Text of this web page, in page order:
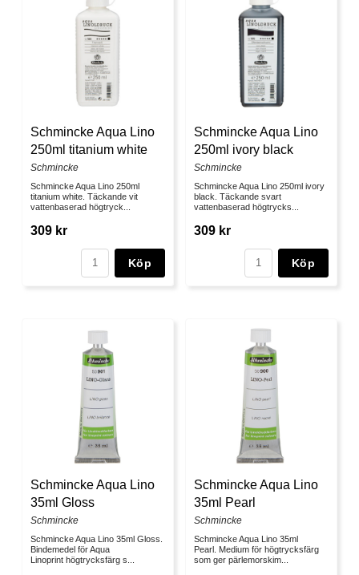
Schmincke Aqua Lino
250ml titanium white
Schmincke
Schmincke Aqua Lino 250ml
titanium white. Täckande vit
vattenbaserad högtryck...
309 kr
Köp
Schmincke Aqua Lino
250ml ivory black
Schmincke
Schmincke Aqua Lino 250ml ivory
black. Täckande svart
vattenbaserad högtrycks...
309 kr
Köp
Schmincke Aqua Lino
35ml Gloss
Schmincke
Schmincke Aqua Lino 35ml Gloss.
Bindemedel för Aqua
Linoprint högtrycksfärg s...
Schmincke Aqua Lino
35ml Pearl
Schmincke
Schmincke Aqua Lino 35ml
Pearl. Medium för högtrycksfärg
som ger pärlemorskim...